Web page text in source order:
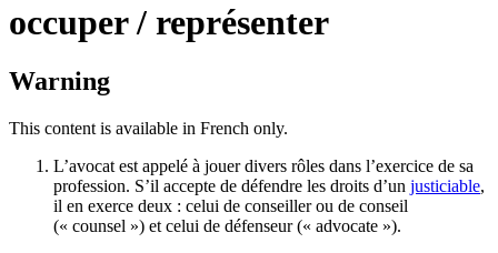
occuper / représenter
Warning
This content is available in French only.
L’avocat est appelé à jouer divers rôles dans l’exercice de sa
profession. S’il accepte de défendre les droits d’un justiciable,
il en exerce deux : celui de conseiller ou de conseil
(« counsel ») et celui de défenseur (« advocate »).